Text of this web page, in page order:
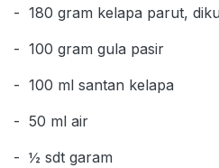
- 180 gram kelapa parut,
- 100 gram gula pasir
- 100 ml santan kelapa
- 50 ml air
- ½ sdt garam